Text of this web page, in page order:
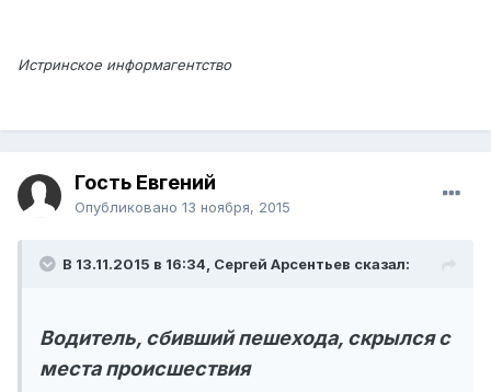
Истринское информагентство
Гость Евгений
Опубликовано 13 ноября, 2015
В 13.11.2015 в 16:34, Сергей Арсентьев сказал:
Водитель, сбивший пешехода, скрылся с
места происшествия